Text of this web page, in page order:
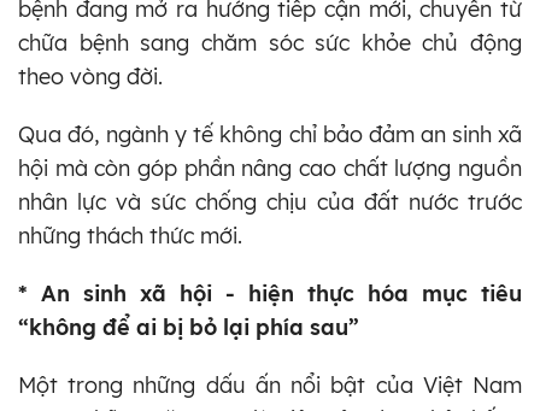
bệnh đang mở ra hướng tiếp cận mới, chuyển từ
chữa bệnh sang chăm sóc sức khỏe chủ động
theo vòng đời.
Qua đó, ngành y tế không chỉ bảo đảm an sinh xã
hội mà còn góp phần nâng cao chất lượng nguồn
nhân lực và sức chống chịu của đất nước trước
những thách thức mới.
* An sinh xã hội - hiện thực hóa mục tiêu
“không để ai bị bỏ lại phía sau”
Một trong những dấu ấn nổi bật của Việt Nam